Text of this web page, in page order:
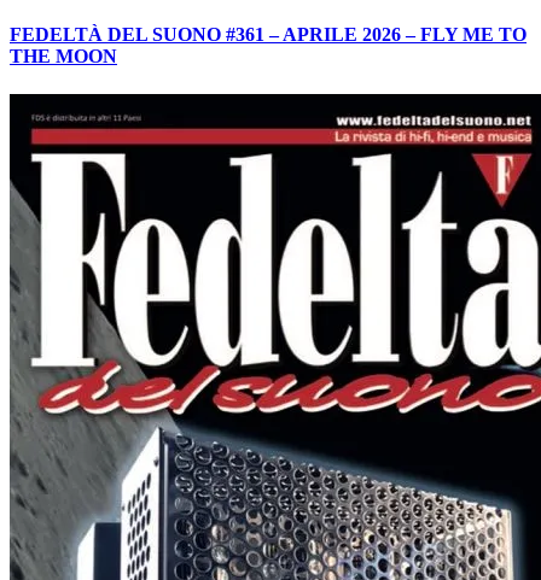
FEDELTÀ DEL SUONO #361 – APRILE 2026 – FLY ME TO
THE MOON